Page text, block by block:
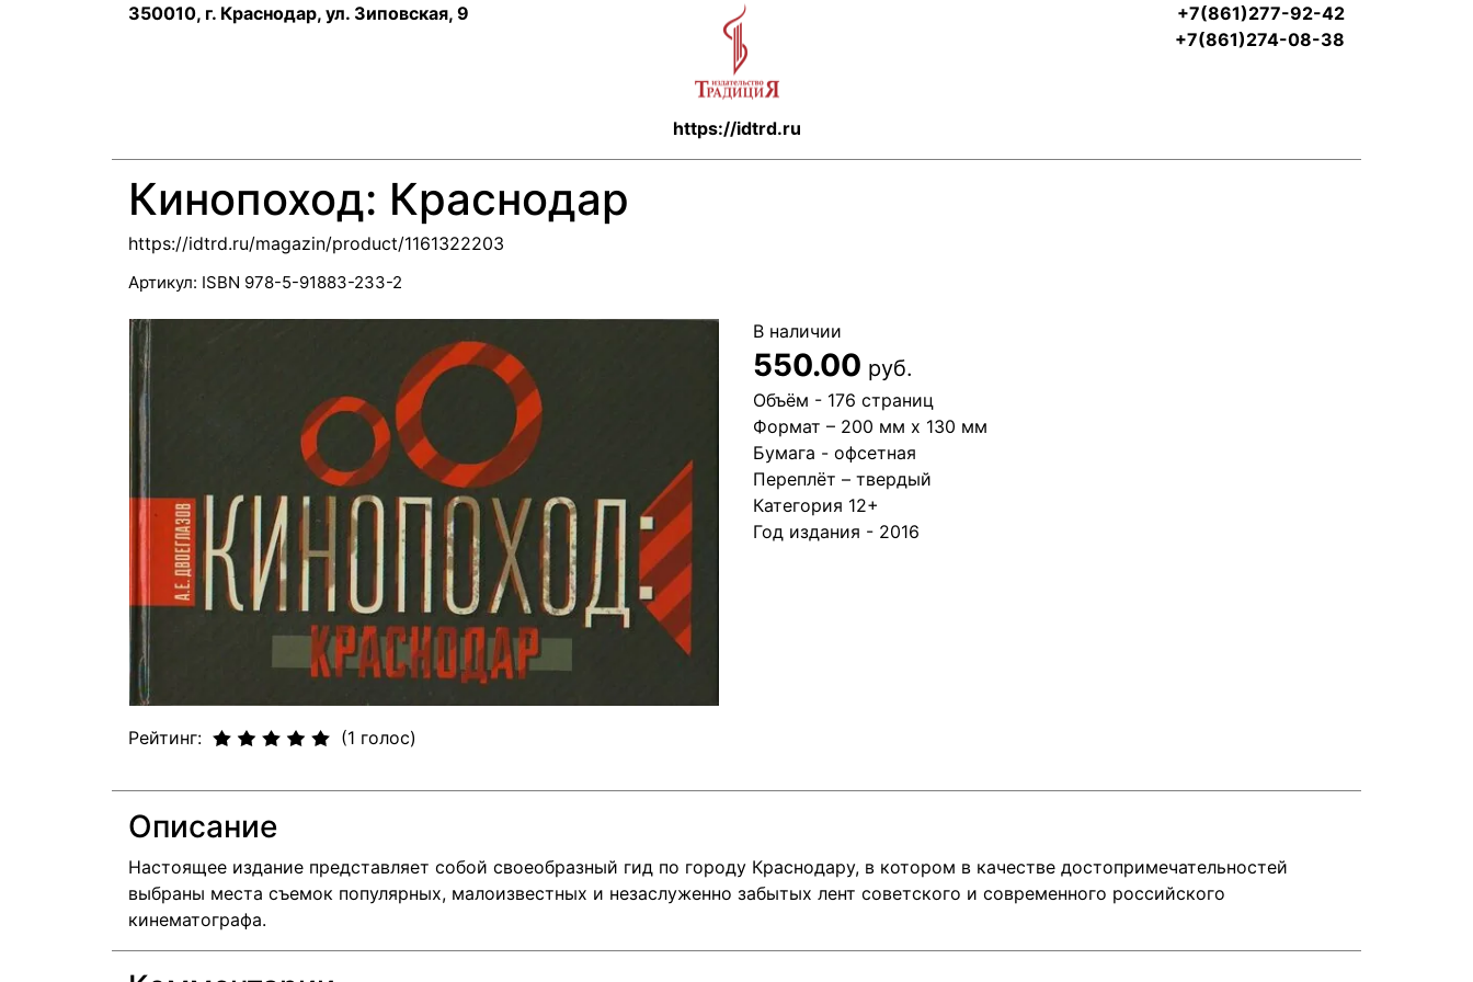
350010, г. Краснодар, ул. Зиповская, 9
https://idtrd.ru
+7(861)277-92-42
+7(861)274-08-38
Кинопоход: Краснодар
https://idtrd.ru/magazin/product/1161322203
Артикул: ISBN 978-5-91883-233-2
Рейтинг: (1 голос)
В наличии
550.00 руб.
Объём - 176 страниц
Формат – 200 мм х 130 мм
Бумага - офсетная
Переплёт – твердый
Категория 12+
Год издания - 2016
Описание
Настоящее издание представляет собой своеобразный гид по городу Краснодару, в котором в качестве достопримечательностей
выбраны места съемок популярных, малоизвестных и незаслуженно забытых лент советского и современного российского
кинематографа.